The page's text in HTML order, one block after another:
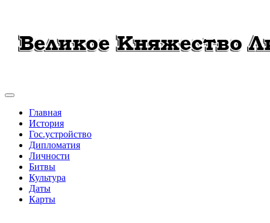
Главная
История
Гос.устройство
Дипломатия
Личности
Битвы
Культура
Даты
Карты